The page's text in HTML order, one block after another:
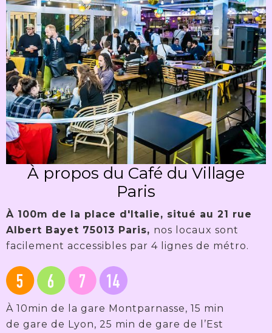
À propos du Café du Village
Paris
À 100m de la place d'Italie, situé au 21 rue
Albert Bayet 75013 Paris, nos locaux sont
facilement accessibles par 4 lignes de métro.
À 10min de la gare Montparnasse, 15 min
de gare de Lyon, 25 min de gare de l’Est